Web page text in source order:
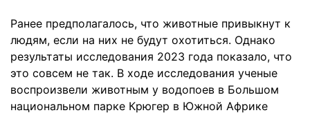
Ранее предполагалось, что животные привыкнут к
людям, если на них не будут охотиться. Однако
результаты исследования 2023 года показало, что
это совсем не так. В ходе исследования ученые
воспроизвели животным у водопоев в Большом
национальном парке Крюгер в Южной Африке